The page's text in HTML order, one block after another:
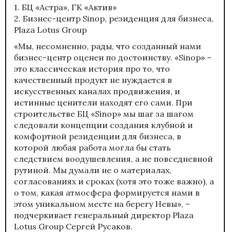
1. БЦ «Астра», ГК «Актив»
2. Бизнес-центр Sinop, резиденция для бизнеса,
Plaza Lotus Group
«Мы, несомненно, рады, что созданный нами
бизнес-центр оценен по достоинству. «Sinop» –
это классическая история про то, что
качественный продукт не нуждается в
искусственных каналах продвижения, и
истинные ценители находят его сами. При
строительстве БЦ «Sinop» мы шаг за шагом
следовали концепции создания клубной и
комфортной резиденции для бизнеса, в
которой любая работа могла бы стать
следствием воодушевления, а не повседневной
рутиной. Мы думали не о материалах,
согласованиях и сроках (хотя это тоже важно), а
о том, какая атмосфера формируется нами в
этом уникальном месте на берегу Невы», –
подчеркивает генеральный директор Plaza
Lotus Group Сергей Русаков.